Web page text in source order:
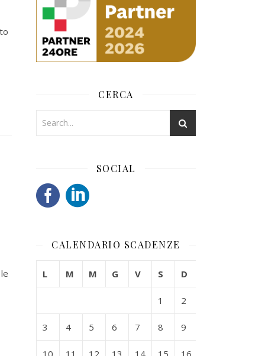
CERCA
SOCIAL
CALENDARIO SCADENZE
L M M G V S D
1 2
3 4 5 6 7 8 9